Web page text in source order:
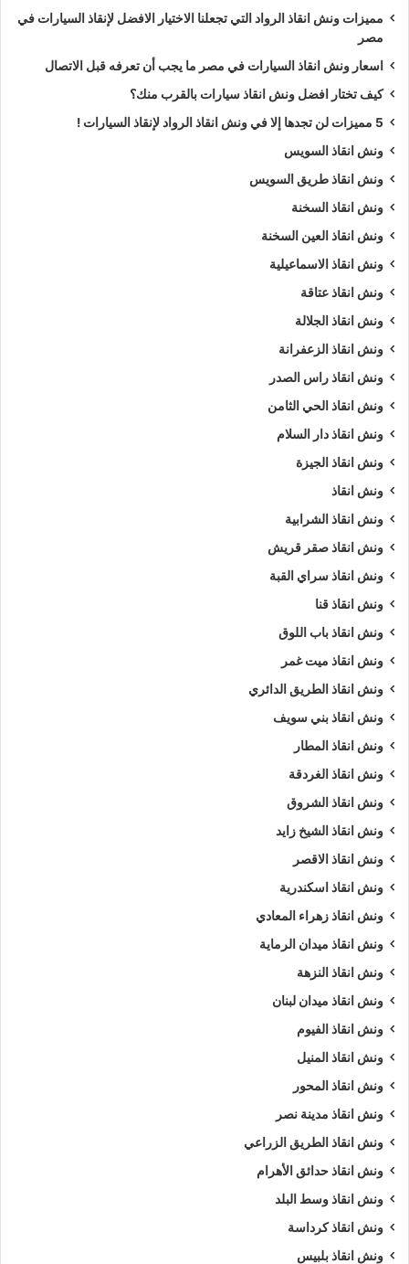
مميزات ونش انقاذ الرواد التي تجعلنا الاختيار الافضل لإنقاذ السيارات في
مصر
اسعار ونش انقاذ السيارات في مصر ما يجب أن تعرفه قبل الاتصال
كيف تختار افضل ونش انقاذ سيارات بالقرب منك؟
5 مميزات لن تجدها إلا في ونش انقاذ الرواد لإنقاذ السيارات !
ونش انقاذ السويس
ونش انقاذ طريق السويس
ونش انقاذ السخنة
ونش انقاذ العين السخنة
ونش انقاذ الاسماعيلية
ونش انقاذ عتاقة
ونش انقاذ الجلالة
ونش انقاذ الزعفرانة
ونش انقاذ راس الصدر
ونش انقاذ الحي الثامن
ونش انقاذ دار السلام
ونش انقاذ الجيزة
ونش انقاذ
ونش انقاذ الشرابية
ونش انقاذ صقر قريش
ونش انقاذ سراي القبة
ونش انقاذ قنا
ونش انقاذ باب اللوق
ونش انقاذ ميت غمر
ونش انقاذ الطريق الدائري
ونش انقاذ بني سويف
ونش انقاذ المطار
ونش انقاذ الغردقة
ونش انقاذ الشروق
ونش انقاذ الشيخ زايد
ونش انقاذ الاقصر
ونش انقاذ اسكندرية
ونش انقاذ زهراء المعادي
ونش انقاذ ميدان الرماية
ونش انقاذ النزهة
ونش انقاذ ميدان لبنان
ونش انقاذ الفيوم
ونش انقاذ المنيل
ونش انقاذ المحور
ونش انقاذ مدينة نصر
ونش انقاذ الطريق الزراعي
ونش انقاذ حدائق الأهرام
ونش انقاذ وسط البلد
ونش انقاذ كرداسة
ونش انقاذ بلبيس